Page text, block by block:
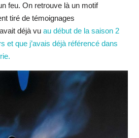
feu. On retrouve là un motif
tiré de témoignages
déjà vu au début de la saison 2
et que j’avais déjà référencé dans